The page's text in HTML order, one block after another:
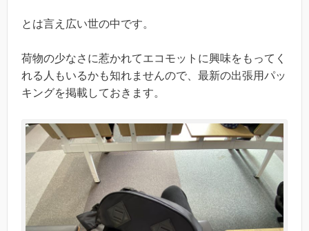
とは言え広い世の中です。
荷物の少なさに惹かれてエコモットに興味をもってく
れる人もいるかも知れませんので、最新の出張用パッ
キングを掲載しておきます。